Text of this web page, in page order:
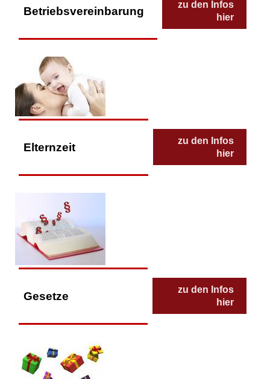
Betriebsvereinbarung
zu den Infos
hier
Elternzeit
zu den Infos
hier
Gesetze
zu den Infos
hier